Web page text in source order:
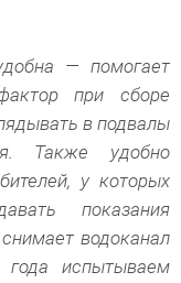
— помогает
при сборе
в подвалы
Также удобно
у которых
показания
водоканал
испытываем